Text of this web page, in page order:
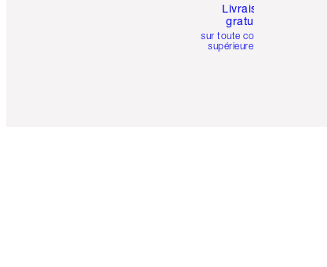
Livraison
gratuite
sur toute commande
supérieure à 50 $